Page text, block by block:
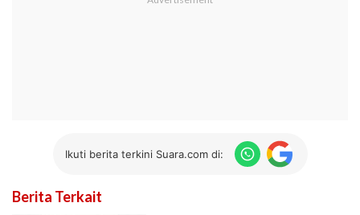
Ikuti berita terkini Suara.com di:
Berita Terkait